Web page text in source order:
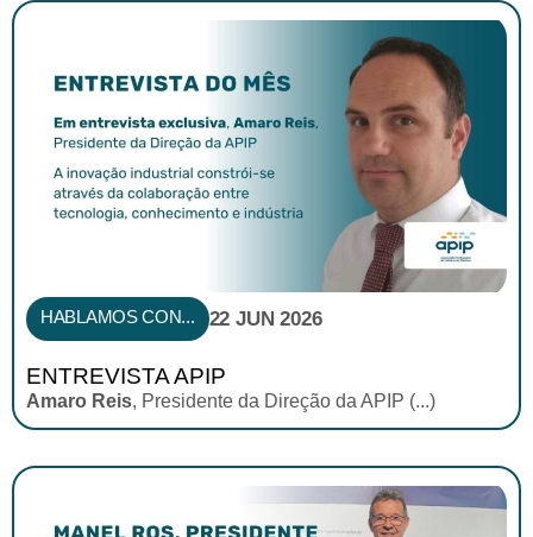
HABLAMOS CON... 22 JUN 2026
ENTREVISTA APIP
Amaro Reis, Presidente da Direção da APIP (...)